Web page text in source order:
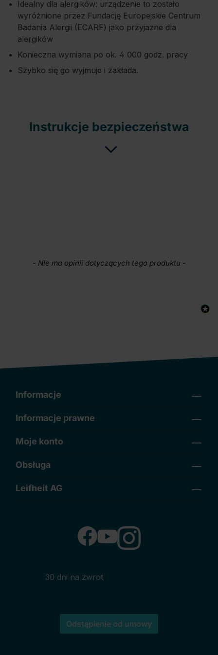
Idealny dla alergików: urządzenie to zostało
wyróżnione przez Fundację Europejskie Centrum
Badania Alergii (ECARF) jako przyjazne dla
alergików
Konieczna wymiana po ok. 4 000 godz. pracy
Szybko się go wyjmuje i zakłada.
Instrukcje bezpieczeństwa
- Nie ma opinii dotyczących tego produktu -
New content loaded
Informacje
Informacje prawne
Moje konto
Obsługa
Leifheit AG
30 dni na zwrot
Odstąpienie od umowy